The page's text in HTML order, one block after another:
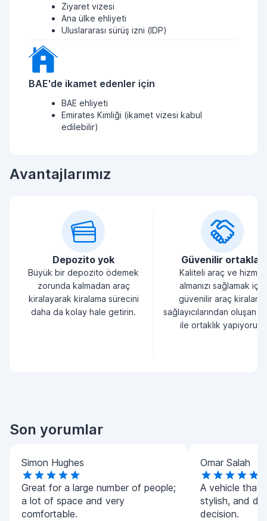
Ziyaret vizesi
Ana ülke ehliyeti
Uluslararası sürüş izni (IDP)
BAE'de ikamet edenler için
BAE ehliyeti
Emirates Kimliği (ikamet vizesi kabul
edilebilir)
Avantajlarımız
Depozito yok
Büyük bir depozito ödemek
zorunda kalmadan araç
kiralayarak kiralama sürecini
daha da kolay hale getirin.
Güvenilir ortaklar
Kaliteli araç ve hizmet
almanızı sağlamak için
güvenilir araç kiralama
sağlayıcılarından oluşan
ile ortaklık yapıyoruz.
Son yorumlar
Simon Hughes
Great for a large number of people;
a lot of space and very
comfortable.
Omar Salah
A vehicle that
stylish, and
decision.